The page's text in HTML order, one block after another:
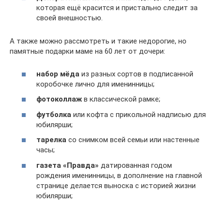
которая ещё красится и пристально следит за
своей внешностью.
А также можно рассмотреть и такие недорогие, но
памятные подарки маме на 60 лет от дочери:
набор мёда из разных сортов в подписанной
коробочке лично для именинницы;
фотоколлаж в классической рамке;
футболка или кофта с прикольной надписью для
юбилярши;
тарелка со снимком всей семьи или настенные
часы;
газета «Правда» датированная годом
рождения именинницы, в дополнение на главной
странице делается выноска с историей жизни
юбилярши;